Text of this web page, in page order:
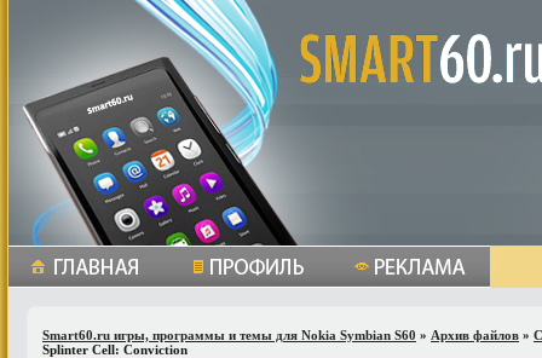
Smart60.ru игры, программы и темы для Nokia Symbian S60 » Архив файлов »
Splinter Cell: Conviction